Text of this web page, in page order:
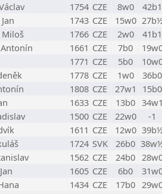
1754 CZE 8w0
42b1
1743 CZE 15w0
Miloš 1766 CZE 2w0
41b1
1661 CZE 7b0
1771 CZE 5b0
1778 CZE 1w0
36b0
1808 CZE 27w1
15b0
1633 CZE 13b0
1500 CZE 22w0
-1
1611 CZE 12w0
1724 SVK 26b0
1562 CZE 24b0
1605 CZE 6b0
1434 CZE 17b0